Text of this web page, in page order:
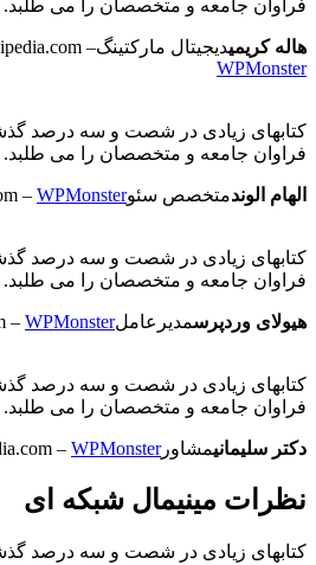
فراوان جامعه و متخصصان را می طلبد.
هاله کریمیدیجیتال مارکتینگ–
WPMonster
کتابهای زیادی در شصت و سه درصد
فراوان جامعه و متخصصان را می طلبد.
الهام الوندمتخصص سئو – WPMonster
کتابهای زیادی در شصت و سه درصد
فراوان جامعه و متخصصان را می طلبد.
هیولای وردپرسمدیرعامل – WPMonster
کتابهای زیادی در شصت و سه درصد
فراوان جامعه و متخصصان را می طلبد.
دکتر سلیمانیمشاور – WPMonster
نظرات مینیمال شبکه ای
کتابهای زیادی در شصت و سه درصد